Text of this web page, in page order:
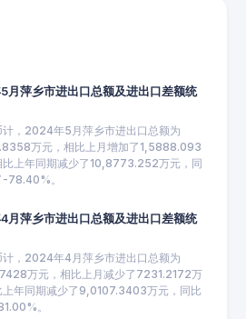
月萍乡市进出口总额及进出口差额统
计，2024年5月萍乡市进出口总额为
万元，相比上月增加了1,5888.093
比上年同期减少了10,8773.252万元，同
-78.40%。
月萍乡市进出口总额及进出口差额统
计，2024年4月萍乡市进出口总额为
万元，相比上月减少了7231.2172万
上年同期减少了9,0107.3403万元，同比
。